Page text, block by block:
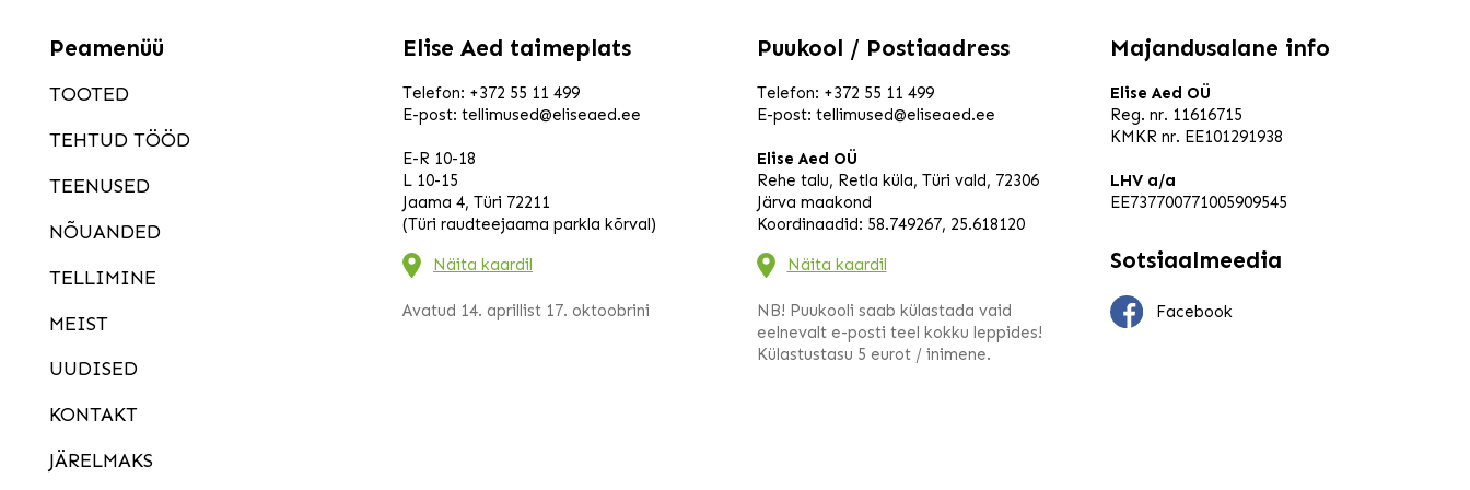
kilpleht
kirinõges
kitseenelas
kitsekakar
kivikilbik
kletra
kobarküüvits
Peamenüü
TOOTED
TEHTUD TÖÖD
TEENUSED
NÕUANDED
TELLIMINE
MEIST
UUDISED
KONTAKT
JÄRELMAKS
Elise Aed taimeplats
Telefon: +372 55 11 499
E-post:tellimused@eliseaed.ee
E-R 10-18
L 10-15
Jaama 4, Türi 72211
(Türi raudteejaama parkla kõrval)
Näita kaardil
Avatud 14. aprillist 17. oktoobrini
Puukool / Postiaadress
Telefon: +372 55 11 499
E-post: tellimused@eliseaed.ee
Elise Aed OÜ
Rehe talu, Retla küla, Türi vald, 72306
Järva maakond
Koordinaadid: 58.749267, 25.618120
Näita kaardil
NB! Puukooli saab külastada vaid
eelnevalt e-posti teel kokku leppides!
Külastustasu 5 eurot / inimene.
Majandusalane info
Elise Aed OÜ
Reg. nr. 11616715
KMKR nr. EE101291938
LHV a/a
EE737700771005909545
Sotsiaalmeedia
Facebook